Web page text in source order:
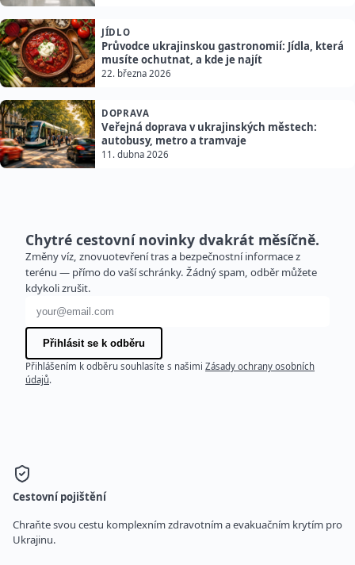
JÍDLO
Průvodce ukrajinskou gastronomií: Jídla, která
musíte ochutnat, a kde je najít
22. března 2026
DOPRAVA
Veřejná doprava v ukrajinských městech:
autobusy, metro a tramvaje
11. dubna 2026
Chytré cestovní novinky dvakrát měsíčně.
Změny víz, znovuotevření tras a bezpečnostní informace z
terénu — přímo do vaší schránky. Žádný spam, odběr můžete
kdykoli zrušit.
E-mailová adresa
Přihlásit se k odběru
Přihlášením k odběru souhlasíte s našimi Zásady ochrany osobních
údajů.
Cestovní pojištění
Chraňte svou cestu komplexním zdravotním a evakuačním krytím pro
Ukrajinu.